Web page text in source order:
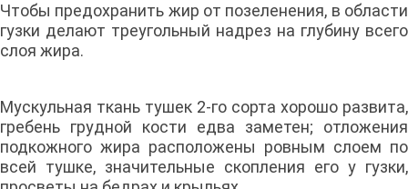
Чтобы предохранить жир от позеленения, в области
гузки делают треугольный надрез на глубину всего
слоя жира.
Мускульная ткань тушек 2-го сорта хорошо развита,
гребень грудной кости едва заметен; отложения
подкожного жира расположены ровным слоем по
всей тушке, значительные скопления его у гузки,